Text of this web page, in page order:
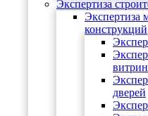
Экспертиза
Экспертиза
конструкций
дверей